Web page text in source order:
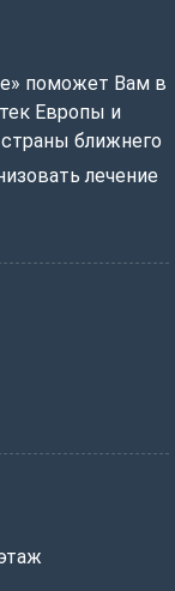
поможет Вам в
Европы и
ближнего
лечение